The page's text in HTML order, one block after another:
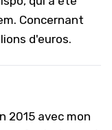
Concernant
d'euros.
2015 avec mon